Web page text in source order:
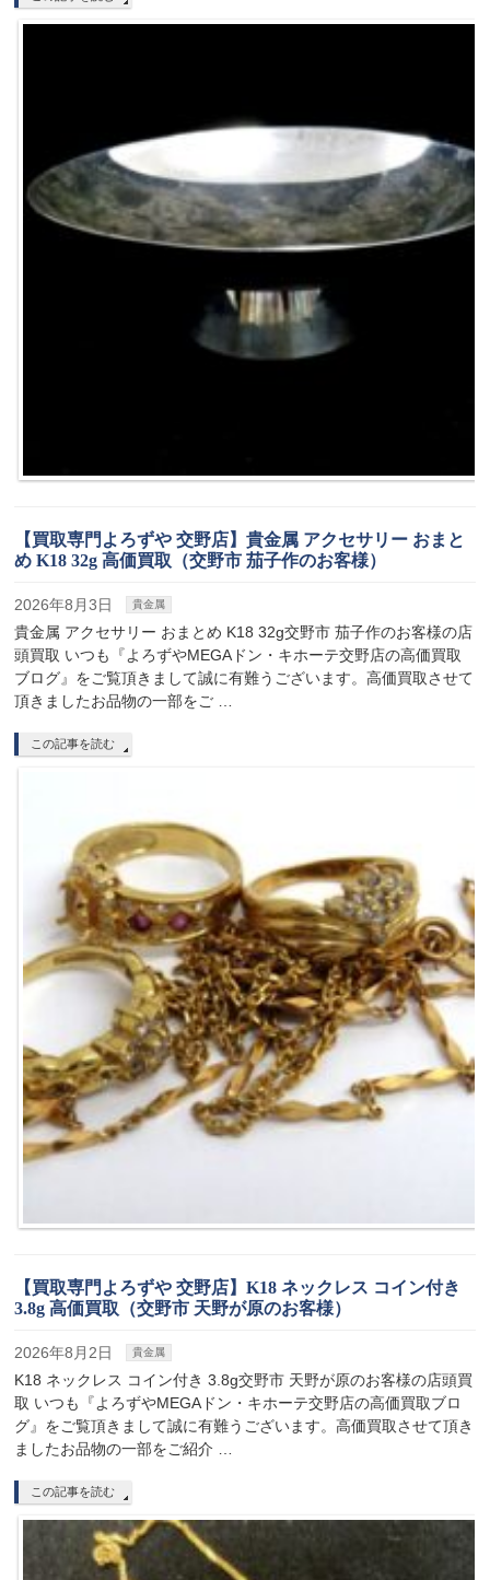
【買取専門よろずや 交野店】貴金属 アクセサリー おまと
め K18 32g 高価買取（交野市 茄子作のお客様）
2026年8月3日 貴金属
貴金属 アクセサリー おまとめ K18 32g交野市 茄子作のお客様の店
頭買取 いつも『よろずやMEGAドン・キホーテ交野店の高価買取
ブログ』をご覧頂きまして誠に有難うございます。高価買取させて
頂きましたお品物の一部をご …
この記事を読む
【買取専門よろずや 交野店】K18 ネックレス コイン付き
3.8g 高価買取（交野市 天野が原のお客様）
2026年8月2日 貴金属
K18 ネックレス コイン付き 3.8g交野市 天野が原のお客様の店頭買
取 いつも『よろずやMEGAドン・キホーテ交野店の高価買取ブロ
グ』をご覧頂きまして誠に有難うございます。高価買取させて頂き
ましたお品物の一部をご紹介 …
この記事を読む